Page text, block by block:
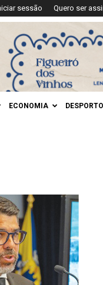
sessão Quero ser
ECONOMIA DESPORTO